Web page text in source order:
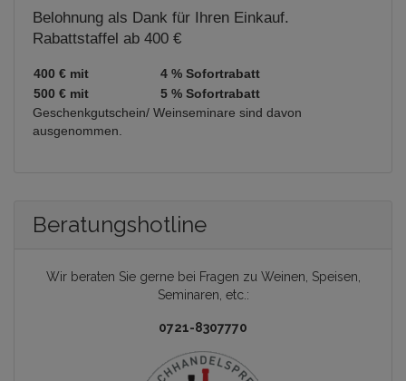
Belohnung als Dank für Ihren Einkauf.
Rabattstaffel ab 400 €
400 € mit
4 % Sofortrabatt
500 € mit
5 % Sofortrabatt
Geschenkgutschein/ Weinseminare sind davon
ausgenommen.
Beratungshotline
Wir beraten Sie gerne bei Fragen zu Weinen, Speisen,
Seminaren, etc.:
0721-8307770